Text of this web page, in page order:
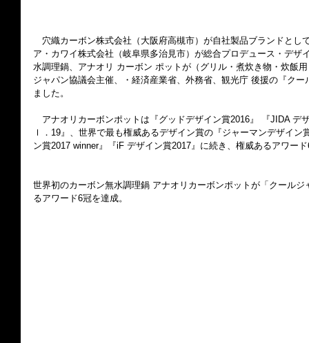
穴織カーボン株式会社（大阪府高槻市）が自社製品ブランドとし
ア・カワイ株式会社（岐阜県多治見市）が総合プロデュース・デザ
水調理鍋、アナオリ カーボン ポットが（グリル・煮炊き物・炊飯
ジャパン協議会主催、・経済産業省、外務省、観光庁 後援の『ク
ました。
アナオリカーボンポットは『グッドデザイン賞2016』 『JIDA デ
ｌ．19』、世界で最も権威あるデザイン賞の『ジャーマンデザイ
ン賞2017 winner』『iF デザイン賞2017』に続き、権威あるアワー
世界初のカーボン無水調理鍋 アナオリカーボンポットが「クール
るアワード6冠を達成。